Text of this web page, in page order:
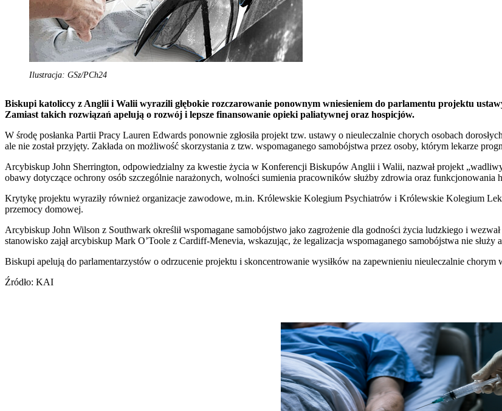
Ilustracja: GSz/PCh24
Biskupi katoliccy z Anglii i Walii wyrazili głębokie rozczarowanie ponownym wniesieniem do parlamentu projektu
Zamiast takich rozwiązań apelują o rozwój i lepsze finansowanie opieki paliatywnej oraz hospicjów.
W środę posłanka Partii Pracy Lauren Edwards ponownie zgłosiła projekt tzw. ustawy o nieuleczalnie chorych osobach
ale nie został przyjęty. Zakłada on możliwość skorzystania z tzw. wspomaganego samobójstwa przez osoby, którym lekarze
Arcybiskup John Sherrington, odpowiedzialny za kwestie życia w Konferencji Biskupów Anglii i Walii, nazwał projekt
obawy dotyczące ochrony osób szczególnie narażonych, wolności sumienia pracowników służby zdrowia oraz funkcjonowania
Krytykę projektu wyraziły również organizacje zawodowe, m.in. Królewskie Kolegium Psychiatrów i Królewskie Kolegium
przemocy domowej.
Arcybiskup John Wilson z Southwark określił wspomagane samobójstwo jako zagrożenie dla godności życia ludzkiego i
stanowisko zajął arcybiskup Mark O’Toole z Cardiff-Menevia, wskazując, że legalizacja wspomaganego samobójstwa nie
Biskupi apelują do parlamentarzystów o odrzucenie projektu i skoncentrowanie wysiłków na zapewnieniu nieuleczalnie chorym
Źródło: KAI